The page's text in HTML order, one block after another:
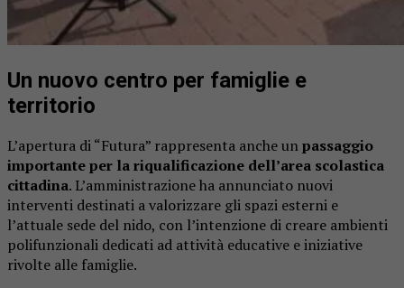
Un nuovo centro per famiglie e
territorio
L’apertura di “Futura” rappresenta anche unpassaggio
importante per la riqualificazione dell’area scolastica
cittadina. L’amministrazione ha annunciato nuovi
interventi destinati a valorizzare gli spazi esterni e
l’attuale sede del nido, con l’intenzione di creare ambienti
polifunzionali dedicati ad attività educative e iniziative
rivolte alle famiglie.